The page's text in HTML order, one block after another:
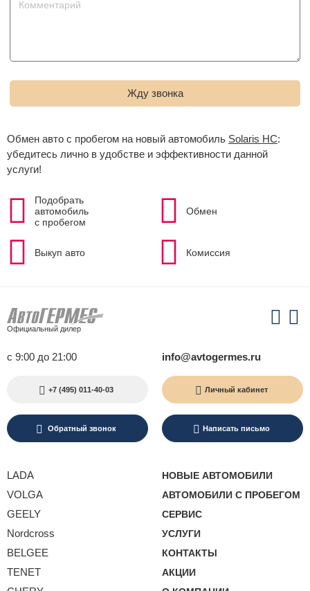
Обмен авто с пробегом на новый автомобиль Solaris HC:
убедитесь лично в удобстве и эффективности данной
услуги!
Подобрать
автомобиль
с пробегом
Обмен
Выкуп авто Комиссия
Официальный дилер
с 9:00 до 21:00 info@avtogermes.ru
+7 (495) 011-40-03 Личный кабинет
Обратный звонок Написать письмо
LADA
VOLGA
GEELY
Nordcross
BELGEE
TENET
НОВЫЕ АВТОМОБИЛИ
АВТОМОБИЛИ С ПРОБЕГОМ
СЕРВИС
УСЛУГИ
КОНТАКТЫ
АКЦИИ